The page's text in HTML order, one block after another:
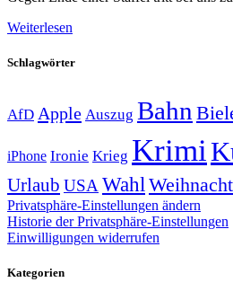
Weiterlesen
Schlagwörter
AfD Apple Auszug Bahn
iPhone Ironie Krieg Krimi
Urlaub USA Wahl
Privatsphäre-Einstellungen ändern
Historie der Privatsphäre-Einstellungen
Einwilligungen widerrufen
Kategorien